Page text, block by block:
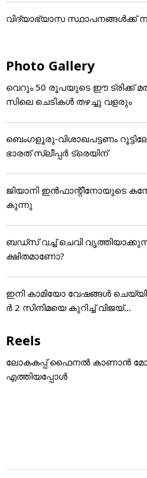
വിദ്യാഭ്യാസ സ്ഥാപനങ്ങൾക്ക്
Photo Gallery
വെറും 50 രൂപയുടെ ഈ ട്രിക്ക്
സിലെ ചെടികൾ തഴച്ചു വളരും
ബെംഗളൂരു-വിശാഖപട്ടണം
ഭാരത് സ്ലീപ്പര്‍ ട്രെയിന്
ജിയാനി ഇൻഫാന്റീനോയുടെ
കുന്നു
ബഡ്‌സ് വച്ച് ചെവി
ക്ഷിതമാണോ?
ഇനി കാമിയോ വേഷങ്ങൾ
ർ 2 സിനിമയെ കുറിച്ച് വിജയ്...
Reels
ലോകകപ്പ് ഫൈനൽ കാണാൻ
എത്തിയപ്പോൾ